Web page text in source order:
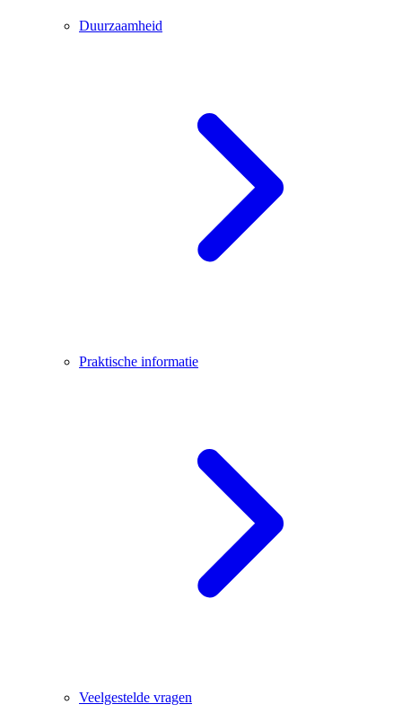
Duurzaamheid
Praktische informatie
Veelgestelde vragen